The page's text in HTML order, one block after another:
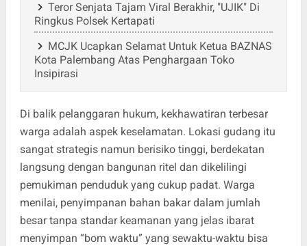
Teror Senjata Tajam Viral Berakhir, "UJIK" Di
Ringkus Polsek Kertapati
MCJK Ucapkan Selamat Untuk Ketua BAZNAS
Kota Palembang Atas Penghargaan Toko
Insipirasi
Di balik pelanggaran hukum, kekhawatiran terbesar
warga adalah aspek keselamatan. Lokasi gudang itu
sangat strategis namun berisiko tinggi, berdekatan
langsung dengan bangunan ritel dan dikelilingi
pemukiman penduduk yang cukup padat. Warga
menilai, penyimpanan bahan bakar dalam jumlah
besar tanpa standar keamanan yang jelas ibarat
menyimpan “bom waktu” yang sewaktu-waktu bisa